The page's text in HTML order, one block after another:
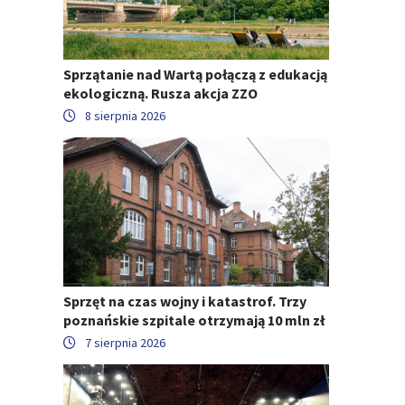
Sprzątanie nad Wartą połączą z edukacją
ekologiczną. Rusza akcja ZZO
8 sierpnia 2026
Sprzęt na czas wojny i katastrof. Trzy
poznańskie szpitale otrzymają 10 mln zł
7 sierpnia 2026